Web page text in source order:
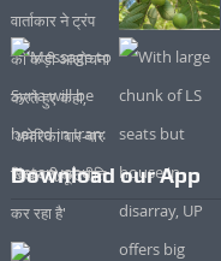
Download our App